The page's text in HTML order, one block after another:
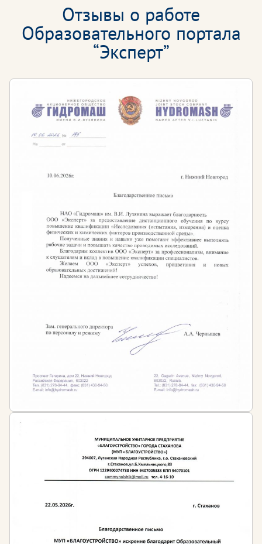
Отзывы о работе
Образовательного портала
“Эксперт”